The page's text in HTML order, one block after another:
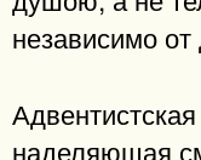
независимо
наделяющая